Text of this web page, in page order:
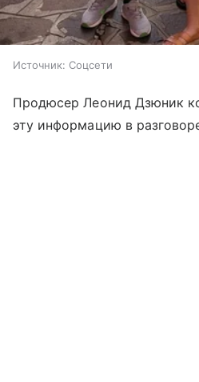
Источник: Соцсети
Продюсер Леонид Дзюник
эту информацию в